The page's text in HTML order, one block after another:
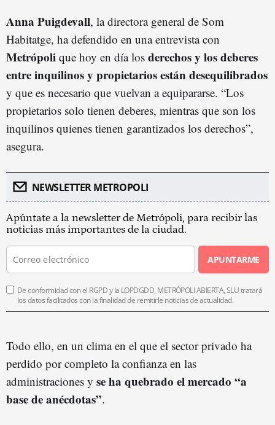
Anna Puigdevall, la directora general de Som
Habitatge, ha defendido en una entrevista con
Metrópoli que hoy en día los derechos y los deberes
entre inquilinos y propietarios están desequilibrados
y que es necesario que vuelvan a equipararse. “Los
propietarios solo tienen deberes, mientras que son los
inquilinos quienes tienen garantizados los derechos”,
asegura.
NEWSLETTER METROPOLI
Apúntate a la newsletter de Metrópoli, para recibir las
noticias más importantes de la ciudad.
APUNTARME
De conformidad con el RGPD y la LOPDGDD, METRÓPOLI ABIERTA, SLU tratará
los datos facilitados con la finalidad de remitirle noticias de actualidad.
Todo ello, en un clima en el que el sector privado ha
perdido por completo la confianza en las
administraciones y se ha quebrado el mercado “a
base de anécdotas”.